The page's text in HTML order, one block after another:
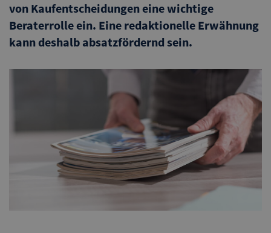
von Kaufentscheidungen eine wichtige
Beraterrolle ein. Eine redaktionelle Erwähnung
kann deshalb absatzfördernd sein.